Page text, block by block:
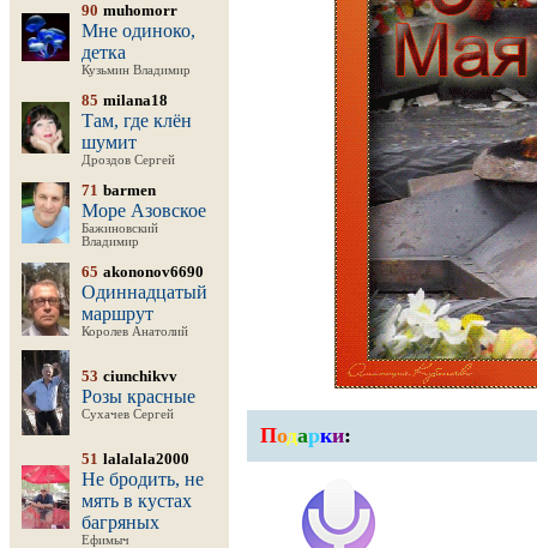
90 muhomorr
Мне одиноко,
детка
Кузьмин Владимир
85 milana18
Там, где клён
шумит
Дроздов Сергей
71 barmen
Море Азовское
Бажиновский
Владимир
65 akononov6690
Одиннадцатый
маршрут
Королев Анатолий
53 ciunchikvv
Розы красные
Сухачев Сергей
51 lalalala2000
Не бродить, не
мять в кустах
багряных
Ефимыч
Подарки: